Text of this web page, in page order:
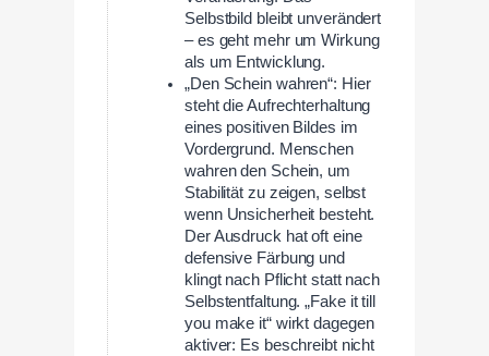
Selbstbild bleibt unverändert
– es geht mehr um Wirkung
als um Entwicklung.
„Den Schein wahren“: Hier
steht die Aufrechterhaltung
eines positiven Bildes im
Vordergrund. Menschen
wahren den Schein, um
Stabilität zu zeigen, selbst
wenn Unsicherheit besteht.
Der Ausdruck hat oft eine
defensive Färbung und
klingt nach Pflicht statt nach
Selbstentfaltung. „Fake it till
you make it“ wirkt dagegen
aktiver: Es beschreibt nicht